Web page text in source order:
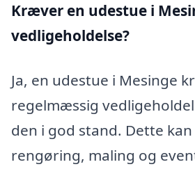
Kræver en udestue i
vedligeholdelse?
Ja, en udestue i Mesinge
regelmæssig
den i god stand. Dette
rengøring, maling og